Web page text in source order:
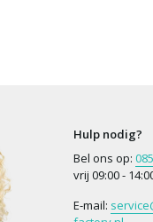
Hulp nodig?
Bel ons op:
vrij 09:00 -
E-mail: